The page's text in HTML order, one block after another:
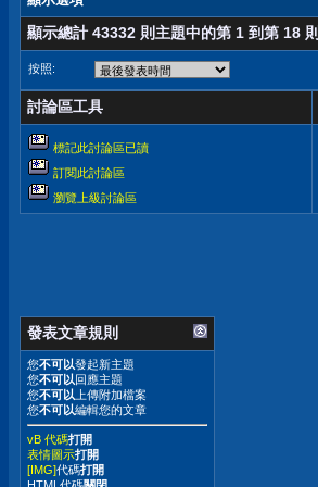
顯示總計 43332 則主題中的第 1 到第 18 則
按照:
討論區工具
標記此討論區已讀
訂閱此討論區
瀏覽上級討論區
發表文章規則
您不可以發起新主題
您不可以回應主題
您不可以 上傳附加檔案
您不可以編輯您的文章
vB 代碼打開
表情圖示打開
[IMG]代碼打開